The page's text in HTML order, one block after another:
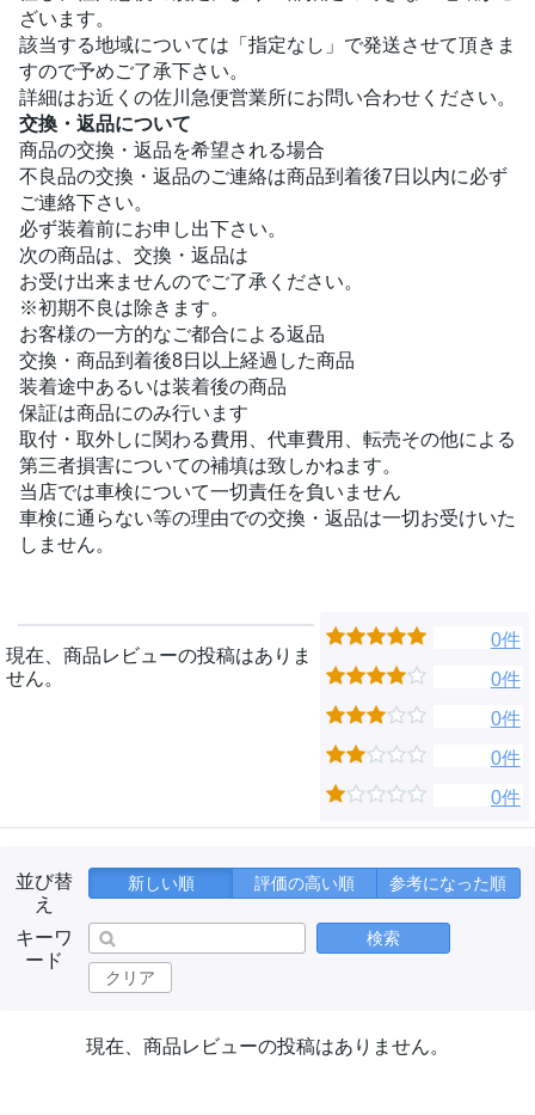
ざいます。
該当する地域については「指定なし」で発送させて頂きま
すので予めご了承下さい。
詳細はお近くの佐川急便営業所にお問い合わせください。
交換・返品について
商品の交換・返品を希望される場合
不良品の交換・返品のご連絡は商品到着後7日以内に必ず
ご連絡下さい。
必ず装着前にお申し出下さい。
次の商品は、交換・返品は
お受け出来ませんのでご了承ください。
※初期不良は除きます。
お客様の一方的なご都合による返品
交換・商品到着後8日以上経過した商品
装着途中あるいは装着後の商品
保証は商品にのみ行います
取付・取外しに関わる費用、代車費用、転売その他による
第三者損害についての補填は致しかねます。
当店では車検について一切責任を負いません
車検に通らない等の理由での交換・返品は一切お受けいた
しません。
現在、商品レビューの投稿はありま
せん。
0件
0件
0件
0件
0件
並び替
え
新しい順 評価の高い順 参考になった順
キーワ
ード
検索
クリア
現在、商品レビューの投稿はありません。